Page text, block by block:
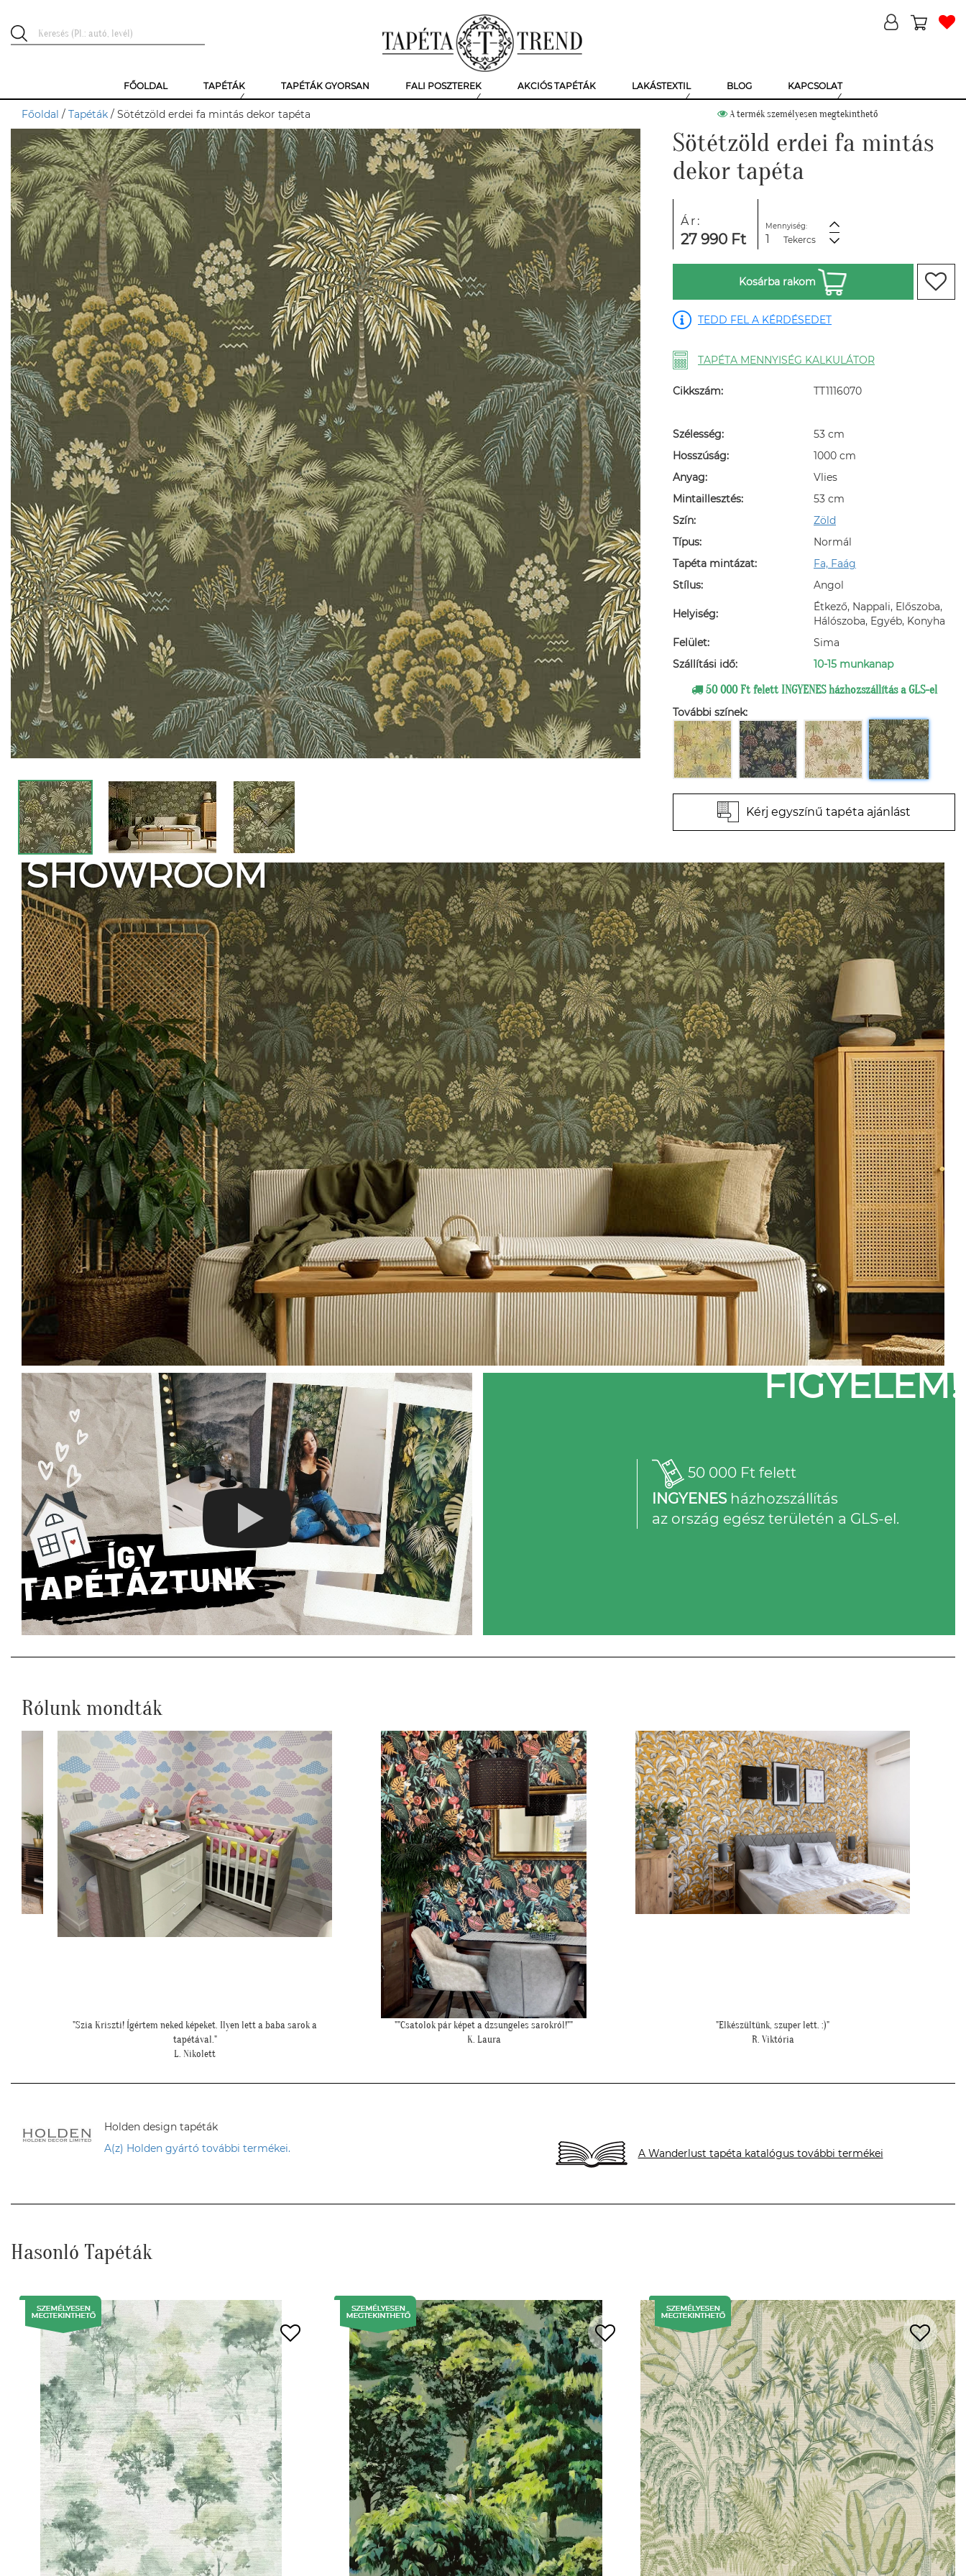
FŐOLDAL TAPÉTÁK TAPÉTÁK GYORSAN FALI POSZTEREK AKCIÓS TAPÉTÁK LAKÁSTEXTIL BLOG KAPCSOLAT
Főoldal / Tapéták / Sötétzöld erdei fa mintás dekor tapéta A termék személyesen megtekinthető
Sötétzöld erdei fa mintás
dekor tapéta
Ár:
27 990 Ft
Mennyiség:
Tekercs
Kosárba rakom
TEDD FEL A KÉRDÉSEDET
TAPÉTA MENNYISÉG KALKULÁTOR
Cikkszám: TT1116070
Szélesség:
53 cm
Hosszúság:
1000 cm
Anyag:
Vlies
Mintaillesztés:
53 cm
Szín:
Zöld
Típus:
Normál
Tapéta mintázat:
Fa, Faág
Stílus:
Angol
Helyiség:
Étkező, Nappali, Előszoba,
Hálószoba, Egyéb, Konyha
Felület:
Sima
Szállítási idő:
10-15 munkanap
50 000 Ft felett INGYENES házhozszállítás a GLS-el
További színek:
Kérj egyszínű tapéta ajánlást
SHOWROOM
FIGYELEM!
50 000 Ft felett
INGYENESházhozszállítás
az ország egész területén a GLS-el.
Rólunk mondták
"Szia Kriszti! Ígértem neked képeket. Ilyen lett a baba sarok a
tapétával."
L. Nikolett
""Csatolok pár képet a dzsungeles sarokról!""
K. Laura
"Elkészültünk, szuper lett. :)"
R. Viktória
Holden design tapéták
A(z) Holden gyártó további termékei.
A Wanderlust tapéta katalógus további termékei
Hasonló Tapéták